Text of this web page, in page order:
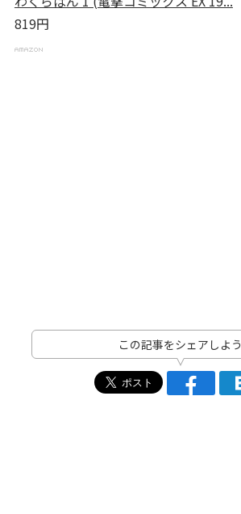
819円
この記事をシェアしよう